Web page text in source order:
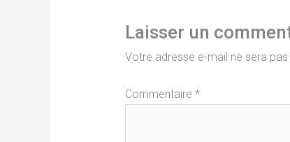
Laisser un
Votre adresse e-mail ne sera pas
Commentaire *